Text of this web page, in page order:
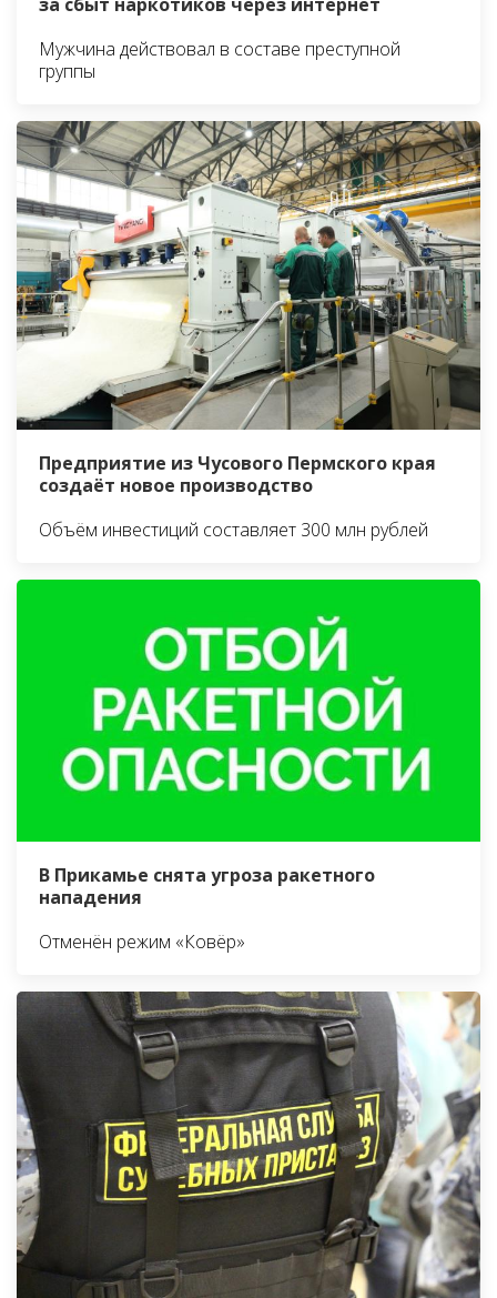
Мужчина действовал в составе преступной
группы
Предприятие из Чусового Пермского края
создаёт новое производство
Объём инвестиций составляет 300 млн рублей
В Прикамье снята угроза ракетного
нападения
Отменён режим «Ковёр»